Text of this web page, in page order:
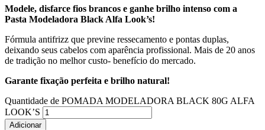
Modele, disfarce fios brancos e ganhe brilho intenso com a
Pasta Modeladora Black Alfa Look’s!
Fórmula antifrizz que previne ressecamento e pontas duplas,
deixando seus cabelos com aparência profissional. Mais de 20 anos
de tradição no melhor custo- benefício do mercado.
Garante fixação perfeita e brilho natural!
Quantidade de POMADA MODELADORA BLACK 80G ALFA
LOOK’S
Adicionar